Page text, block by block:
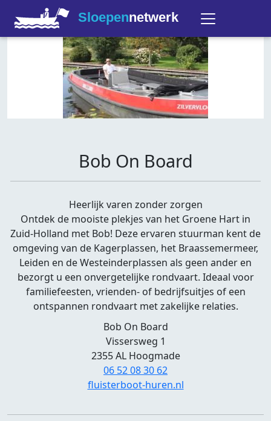
Sloepennetwerk
Bob On Board
Heerlijk varen zonder zorgen
Ontdek de mooiste plekjes van het Groene Hart in
Zuid-Holland met Bob! Deze ervaren stuurman kent de
omgeving van de Kagerplassen, het Braassemermeer,
Leiden en de Westeinderplassen als geen ander en
bezorgt u een onvergetelijke rondvaart. Ideaal voor
familiefeesten, vrienden- of bedrijfsuitjes of een
ontspannen rondvaart met zakelijke relaties.
Bob On Board
Vissersweg 1
2355 AL Hoogmade
06 52 08 30 62
fluisterboot-huren.nl